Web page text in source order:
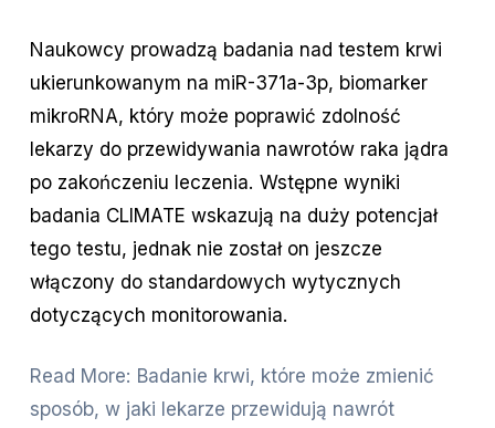
Naukowcy prowadzą badania nad testem krwi
ukierunkowanym na miR-371a-3p, biomarker
mikroRNA, który może poprawić zdolność
lekarzy do przewidywania nawrotów raka jądra
po zakończeniu leczenia. Wstępne wyniki
badania CLIMATE wskazują na duży potencjał
tego testu, jednak nie został on jeszcze
włączony do standardowych wytycznych
dotyczących monitorowania.
Read More: Badanie krwi, które może zmienić
sposób, w jaki lekarze przewidują nawrót